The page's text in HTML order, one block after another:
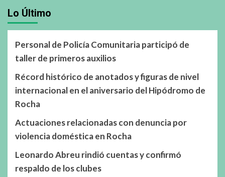
Lo Último
Personal de Policía Comunitaria participó de
taller de primeros auxilios
Récord histórico de anotados y figuras de nivel
internacional en el aniversario del Hipódromo de
Rocha
Actuaciones relacionadas con denuncia por
violencia doméstica en Rocha
Leonardo Abreu rindió cuentas y confirmó
respaldo de los clubes